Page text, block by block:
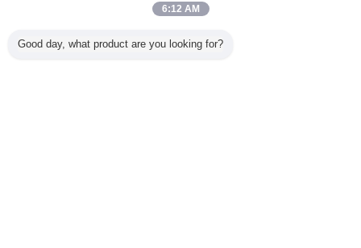
6:12 AM
Good day, what product are you looking for?